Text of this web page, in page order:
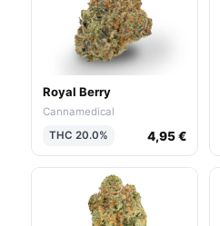
Royal Berry
Cannamedical
THC 20.0%
4,95 €